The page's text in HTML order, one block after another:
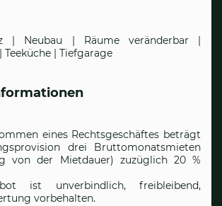
| Neubau | Räume veränderbar |
Teeküche | Tiefgarage
eines Rechtsgeschäftes beträgt
drei Bruttomonatsmieten
von der Mietdauer) zuzüglich 20 %
ist unverbindlich, freibleibend,
vorbehalten.